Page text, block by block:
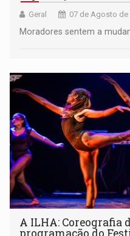
Geral 07 de Agosto de
Moradores sentem a
A ILHA: Coreografia